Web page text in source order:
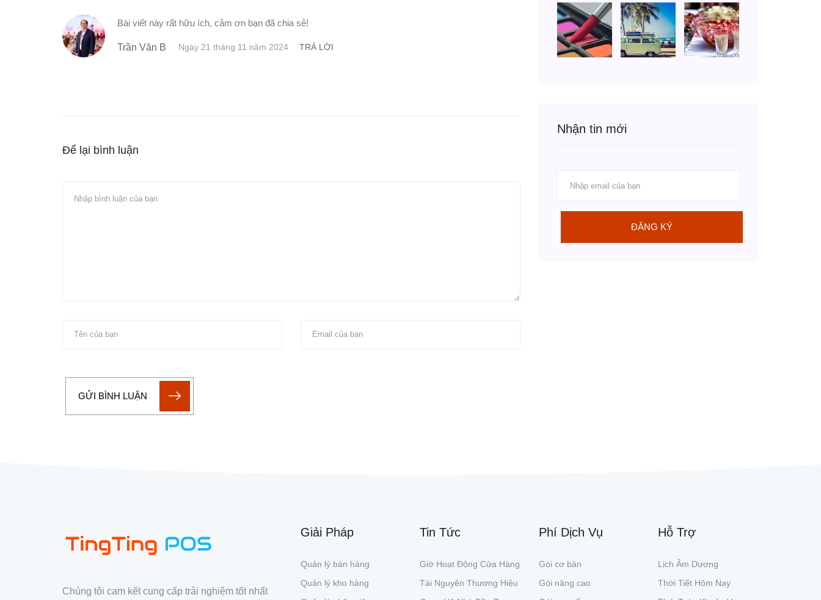
Bài viết này rất hữu ích, cảm ơn bạn đã chia sẻ!
Trần Văn B Ngày 21 tháng 11 năm 2024 TRẢ LỜI
Để lại bình luận
GỬI BÌNH LUẬN
Nhận tin mới
ĐĂNG KÝ
Chúng tôi cam kết cung cấp trải nghiệm tốt nhất
Giải Pháp
Quản lý bán hàng
Quản lý kho hàng
Tin Tức
Giờ Hoạt Động Cửa Hàng
Tài Nguyên Thương Hiệu
Phí Dịch Vụ
Gói cơ bản
Gói nâng cao
Hỗ Trợ
Lịch Âm Dương
Thời Tiết Hôm Nay